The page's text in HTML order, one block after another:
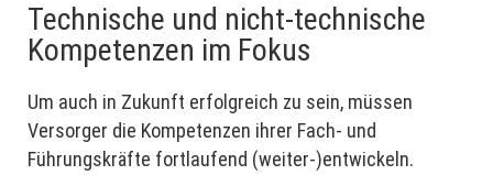
Technische und nicht-technische
Kompetenzen im Fokus
Um auch in Zukunft erfolgreich zu sein, müssen
Versorger die Kompetenzen ihrer Fach- und
Führungskräfte fortlaufend (weiter-)entwickeln.